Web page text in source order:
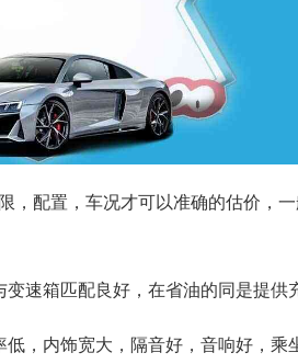
配置，车况才可以准确的估价，一
速箱匹配良好，在省油的同是提供
，内饰宽大，隔音好，音响好，乘